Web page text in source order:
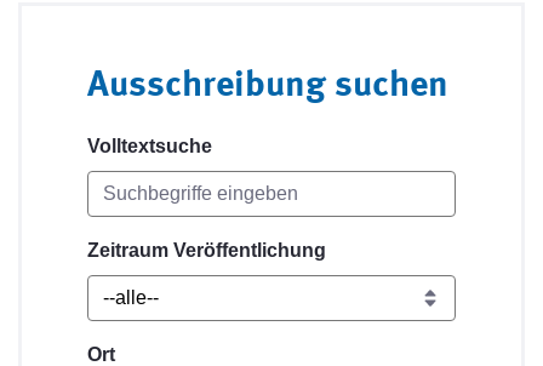
Ausschreibung suchen
Volltextsuche
Zeitraum Veröffentlichung
Ort